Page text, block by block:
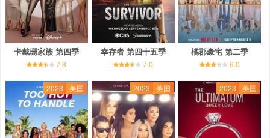
卡戴珊家族 第四季
7.3
幸存者 第四十五季
7.0
橘郡豪宅 第二季
6.0
2023 美国 2023 美国 2023 美国